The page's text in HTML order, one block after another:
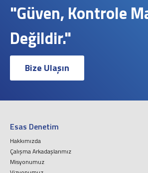
"Güven, Kontrole
Değildir."
Bize Ulaşın
Esas Denetim
Hakkımızda
Çalışma Arkadaşlarımız
Misyonumuz